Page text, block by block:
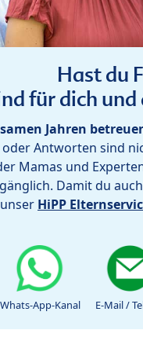
Hast du
für dich
Jahren
oder Antworten sind
Mamas und
Damit du
HiPP
Whats-App-Kanal E-Mail /